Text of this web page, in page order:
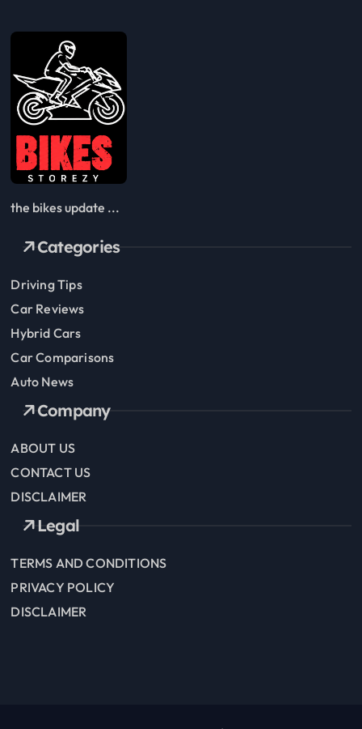
the bikes update ...
Categories
Driving Tips
Car Reviews
Hybrid Cars
Car Comparisons
Auto News
Company
ABOUT US
CONTACT US
DISCLAIMER
Legal
TERMS AND CONDITIONS
PRIVACY POLICY
DISCLAIMER